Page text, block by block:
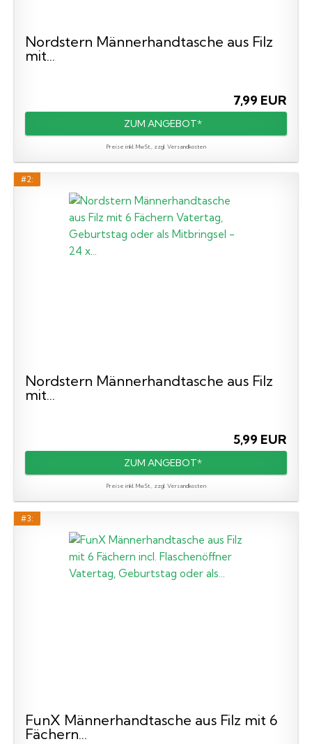
Nordstern Männerhandtasche aus Filz
mit...
7,99 EUR
ZUM ANGEBOT*
Preise inkl. MwSt., zzgl. Versandkosten
#2:
Nordstern Männerhandtasche aus Filz
mit...
5,99 EUR
ZUM ANGEBOT*
Preise inkl. MwSt., zzgl. Versandkosten
#3:
FunX Männerhandtasche aus Filz mit 6
Fächern...